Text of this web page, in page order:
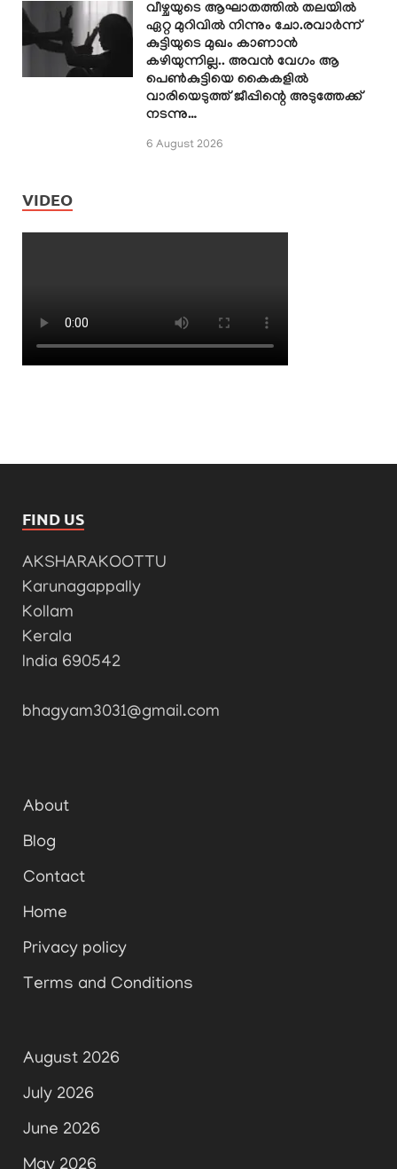
വീഴ്ചയുടെ ആഘാതത്തിൽ തലയിൽ
ഏറ്റ മുറിവിൽ നിന്നും ചോ.രവാർന്ന്
കുട്ടിയുടെ മുഖം കാണാൻ
കഴിയുന്നില്ല.. അവൻ വേഗം ആ
പെൺകുട്ടിയെ കൈകളിൽ
വാരിയെടുത്ത് ജീപ്പിന്റെ അടുത്തേക്ക്
നടന്നു…
6 August 2026
VIDEO
FIND US
AKSHARAKOOTTU
Karunagappally
Kollam
Kerala
India 690542
bhagyam3031@gmail.com
About
Blog
Contact
Home
Privacy policy
Terms and Conditions
August 2026
July 2026
June 2026